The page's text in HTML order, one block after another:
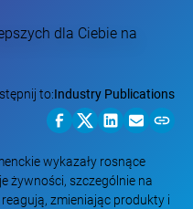
wykazały rosnące
żywności, szczególnie na
zmieniając produkty i
to:Industry Publications